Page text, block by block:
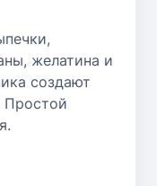
желатина и
создают
Простой